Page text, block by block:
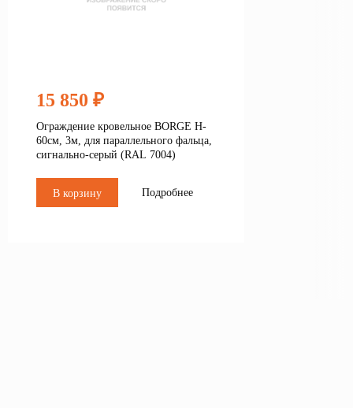
15 850 ₽
Ограждение кровельное BORGE H-
60см, 3м, для параллельного фальца,
сигнально-серый (RAL 7004)
В корзину Подробнее